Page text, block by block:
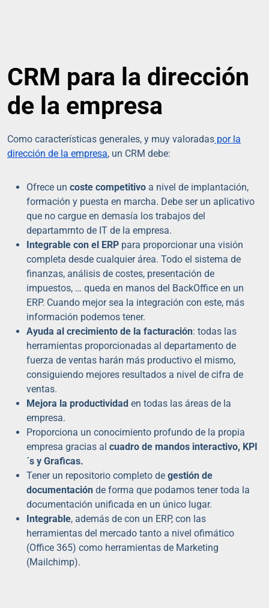
CRM para la dirección
de la empresa
Como características generales, y muy valoradas por la
dirección de la empresa, un CRM debe:
Ofrece un coste competitivo a nivel de implantación,
formación y puesta en marcha. Debe ser un aplicativo
que no cargue en demasía los trabajos del
departamrnto de IT de la empresa.
Integrable con el ERP para proporcionar una visión
completa desde cualquier área. Todo el sistema de
finanzas, análisis de costes, presentación de
impuestos, … queda en manos del BackOffice en un
ERP. Cuando mejor sea la integración con este, más
información podemos tener.
Ayuda al crecimiento de la facturación: todas las
herramientas proporcionadas al departamento de
fuerza de ventas harán más productivo el mismo,
consiguiendo mejores resultados a nivel de cifra de
ventas.
Mejora la productividad en todas las áreas de la
empresa.
Proporciona un conocimiento profundo de la propia
empresa gracias al cuadro de mandos interactivo, KPI
´s y Graficas.
Tener un repositorio completo de gestión de
documentación de forma que podamos tener toda la
documentación unificada en un único lugar.
Integrable, además de con un ERP, con las
herramientas del mercado tanto a nivel ofimático
(Office 365) como herramientas de Marketing
(Mailchimp).